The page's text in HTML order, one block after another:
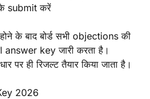
submit करें
के बाद बोर्ड सभी objections की
key जारी करता है।
ही रिजल्ट तैयार किया जाता है।
2026